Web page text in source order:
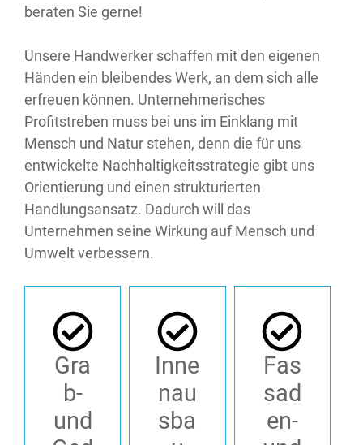
beraten Sie gerne!
Unsere Handwerker schaffen mit den eigenen
Händen ein bleibendes Werk, an dem sich alle
erfreuen können. Unternehmerisches
Profitstreben muss bei uns im Einklang mit
Mensch und Natur stehen, denn die für uns
entwickelte Nachhaltigkeitsstrategie gibt uns
Orientierung und einen strukturierten
Handlungsansatz. Dadurch will das
Unternehmen seine Wirkung auf Mensch und
Umwelt verbessern.
Gra
b-
und
Inne
nau
sba
Fas
sad
en-